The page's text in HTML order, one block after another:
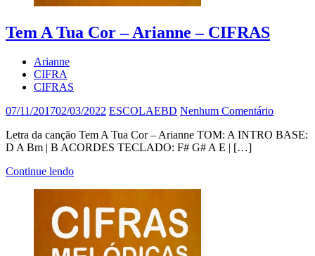
Tem A Tua Cor – Arianne – CIFRAS
Arianne
CIFRA
CIFRAS
07/11/201702/03/2022 ESCOLAEBD Nenhum Comentário
Letra da canção Tem A Tua Cor – Arianne TOM: A INTRO BASE:
D A Bm | B ACORDES TECLADO: F# G# A E | […]
Continue lendo